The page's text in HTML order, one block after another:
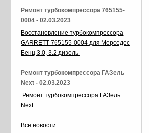
Ремонт турбокомпрессора 765155-
0004 - 02.03.2023
Восстановление турбокомпрессора
GARRETT 765155-0004 для Мерседес
Бенц 3.0, 3.2 дизель
Ремонт турбокомпрессора ГАЗель
Next - 02.03.2023
Ремонт турбокомпрессора ГАЗель
Next
Все новости